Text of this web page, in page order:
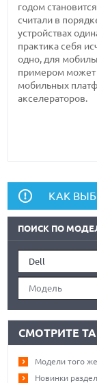
годом
считали в
устройствах
практика себя
одно, для
примером может
мобильных
акселераторов.
КАК
ПОИСК ПО
Dell
Модель
СМОТРИТЕ
Модели того
Новинки